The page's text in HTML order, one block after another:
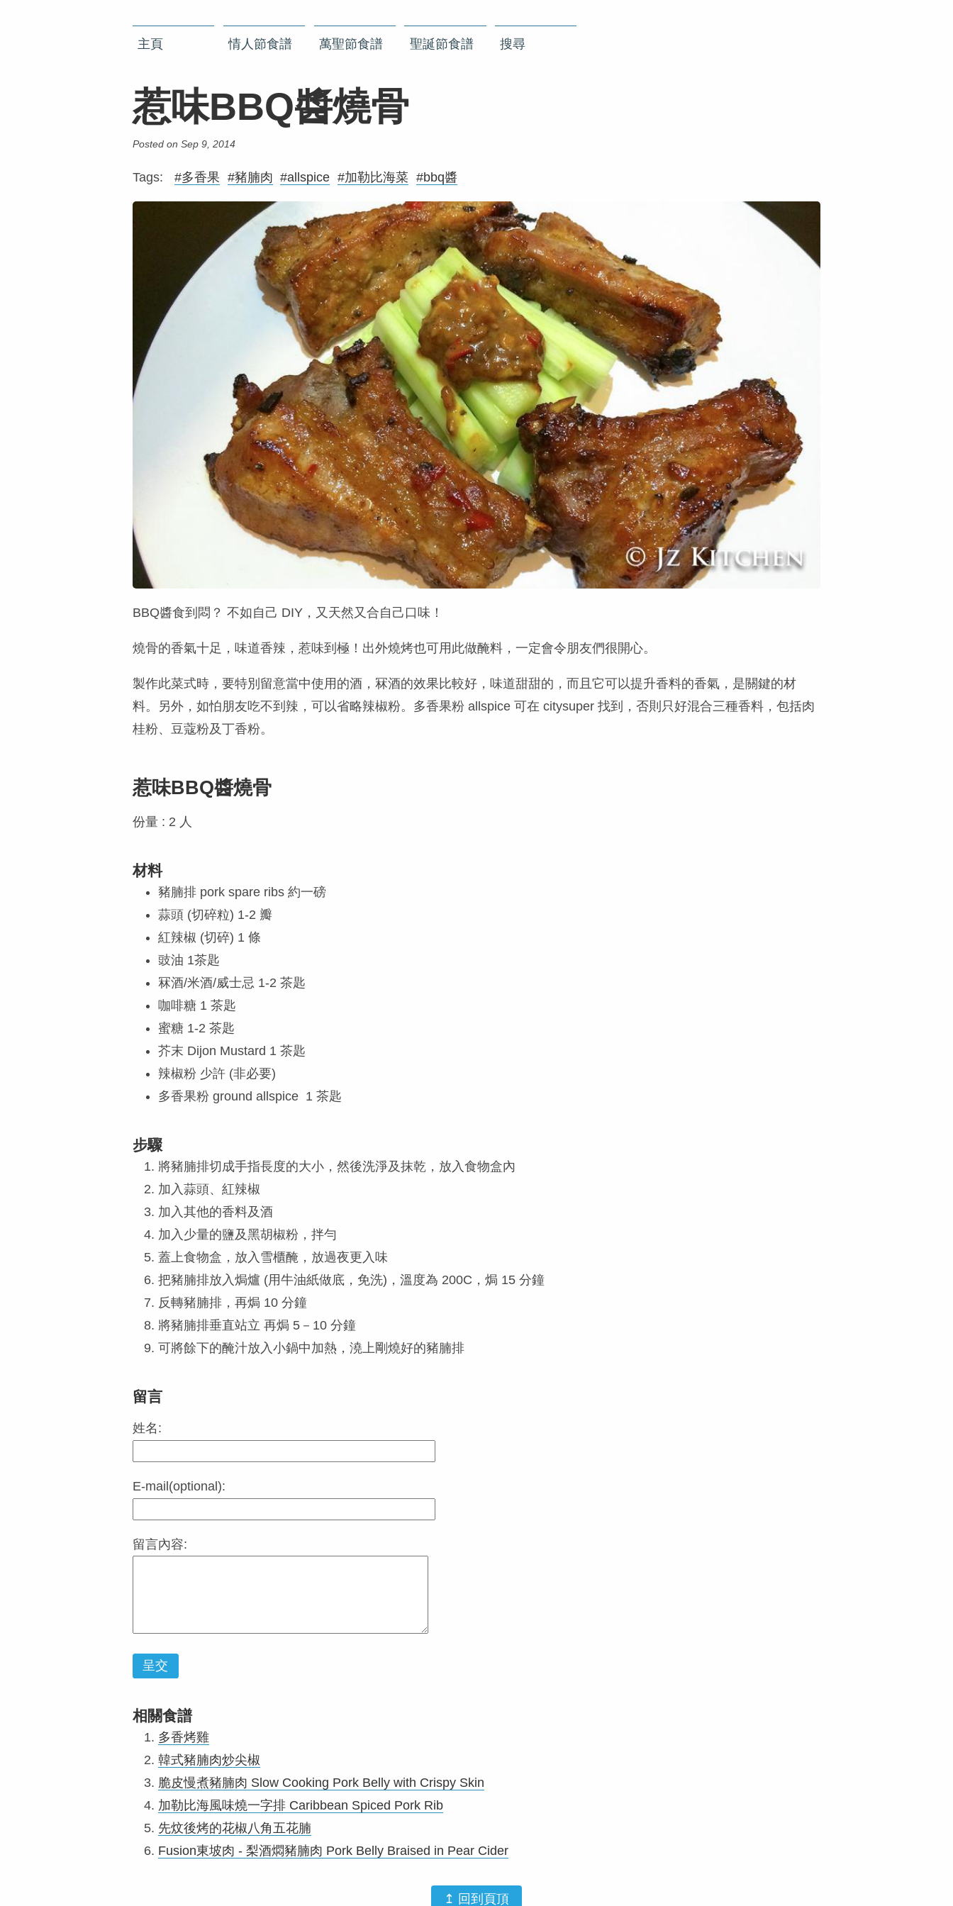
主頁 情人節食譜 萬聖節食譜 聖誕節食譜 搜尋
惹味BBQ醬燒骨
Posted on Sep 9, 2014
Tags: #多香果 #豬腩肉 #allspice #加勒比海菜 #bbq醬
BBQ醬食到悶？ 不如自己 DIY，又天然又合自己口味！
燒骨的香氣十足，味道香辣，惹味到極！出外燒烤也可用此做醃料，一定會令朋友們很開心。
製作此菜式時，要特別留意當中使用的酒，冧酒的效果比較好，味道甜甜的，而且它可以提升香料的香氣，是關鍵的材
料。另外，如怕朋友吃不到辣，可以省略辣椒粉。多香果粉 allspice 可在 citysuper 找到，否則只好混合三種香料，包括肉
桂粉、豆蔻粉及丁香粉。
惹味BBQ醬燒骨
份量 : 2 人
材料
豬腩排 pork spare ribs 約一磅
蒜頭 (切碎粒) 1-2 瓣
紅辣椒 (切碎) 1 條
豉油 1茶匙
冧酒/米酒/威士忌 1-2 茶匙
咖啡糖 1 茶匙
蜜糖 1-2 茶匙
芥末 Dijon Mustard 1 茶匙
辣椒粉 少許 (非必要)
多香果粉 ground allspice 1 茶匙
步驟
將豬腩排切成手指長度的大小，然後洗淨及抹乾，放入食物盒內
加入蒜頭、紅辣椒
加入其他的香料及酒
加入少量的鹽及黑胡椒粉，拌勻
蓋上食物盒，放入雪櫃醃，放過夜更入味
把豬腩排放入焗爐 (用牛油紙做底，免洗)，溫度為 200C，焗 15 分鐘
反轉豬腩排，再焗 10 分鐘
將豬腩排垂直站立 再焗 5－10 分鐘
可將餘下的醃汁放入小鍋中加熱，澆上剛燒好的豬腩排
留言
姓名:
E-mail(optional):
留言內容:
呈交
相關食譜
多香烤雞
韓式豬腩肉炒尖椒
脆皮慢煮豬腩肉 Slow Cooking Pork Belly with Crispy Skin
加勒比海風味燒一字排 Caribbean Spiced Pork Rib
先炆後烤的花椒八角五花腩
Fusion東坡肉 - 梨酒燜豬腩肉 Pork Belly Braised in Pear Cider
↥ 回到頁頂